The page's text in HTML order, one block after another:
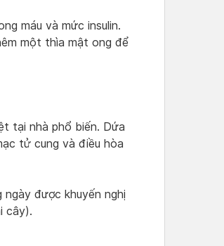
máu và mức insulin.
một thìa mật ong để
tại nhà phổ biến. Dứa
tử cung và điều hòa
được khuyến nghị
cây).